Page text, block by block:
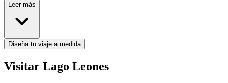
Leer más
Diseña tu viaje a medida
Visitar Lago Leones